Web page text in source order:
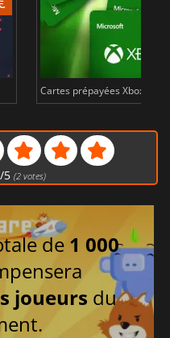
Cartes prépayées Xbox Live
/5 (2votes)
de 1 000
joueurs du